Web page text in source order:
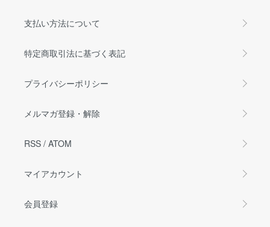
支払い方法について
特定商取引法に基づく表記
プライバシーポリシー
メルマガ登録・解除
RSS / ATOM
マイアカウント
会員登録